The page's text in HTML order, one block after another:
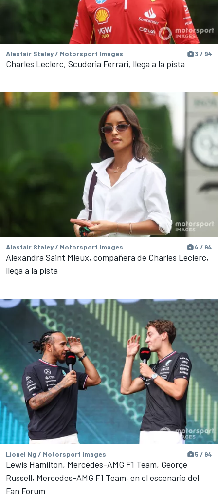
Alastair Staley / Motorsport Images 3 / 94
Charles Leclerc, Scuderia Ferrari, llega a la pista
Alastair Staley / Motorsport Images 4 / 94
Alexandra Saint Mleux, compañera de Charles Leclerc,
llega a la pista
Lionel Ng / Motorsport Images 5 / 94
Lewis Hamilton, Mercedes-AMG F1 Team, George
Russell, Mercedes-AMG F1 Team, en el escenario del
Fan Forum